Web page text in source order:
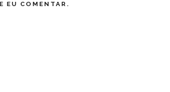
EU COMENTAR.